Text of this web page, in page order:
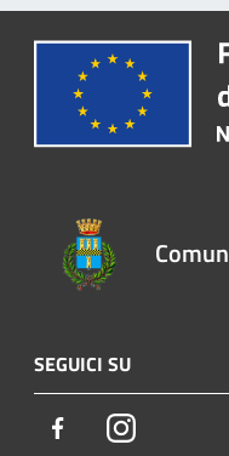
SEGUICI SU
FacebookInstagram